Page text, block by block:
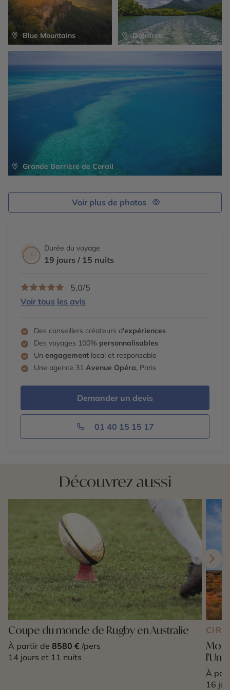
Grande Barrière de Corail
Blue Mountains Daintree
Voir plus de photos
Durée du voyage
19 jours / 15 nuits
5,0/5
Voir tous les avis
Des conseillers créateurs d'expériences
Des voyages 100% personnalisables
Un engagement local et responsable
Une agence 31 Avenue Opéra, Paris
Demander un devis
01 40 15 15 17
Découvrez aussi
Coupe du monde de Rugby en Australie
À partir de 8580 € /pers
14 jours et 11 nuits
À
16